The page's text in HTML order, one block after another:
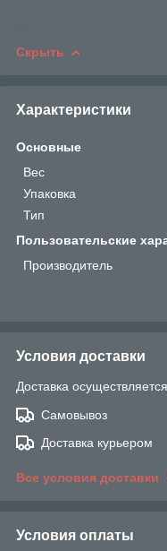
Скрыть
Характеристики
Основные
Вес
Упаковка
Тип
Пользовательские
Производитель
Условия доставки
Доставка
Самовывоз
Доставка курьером
Все условия доставки
Условия оплаты